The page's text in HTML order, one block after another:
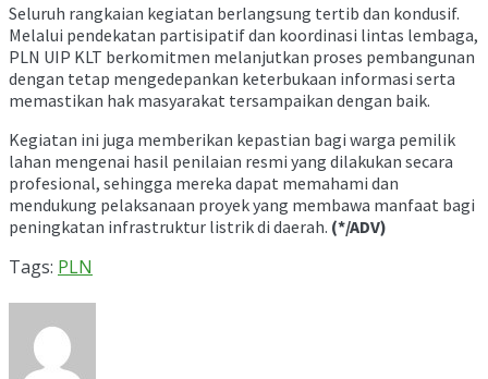
Seluruh rangkaian kegiatan berlangsung tertib dan kondusif.
Melalui pendekatan partisipatif dan koordinasi lintas lembaga,
PLN UIP KLT berkomitmen melanjutkan proses pembangunan
dengan tetap mengedepankan keterbukaan informasi serta
memastikan hak masyarakat tersampaikan dengan baik.
Kegiatan ini juga memberikan kepastian bagi warga pemilik
lahan mengenai hasil penilaian resmi yang dilakukan secara
profesional, sehingga mereka dapat memahami dan
mendukung pelaksanaan proyek yang membawa manfaat bagi
peningkatan infrastruktur listrik di daerah. (*/ADV)
Tags: PLN